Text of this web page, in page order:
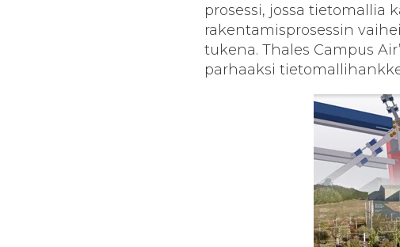
prosessi, jossa tietomallia
rakentamisprosessin
tukena. Thales Campus
parhaaksi